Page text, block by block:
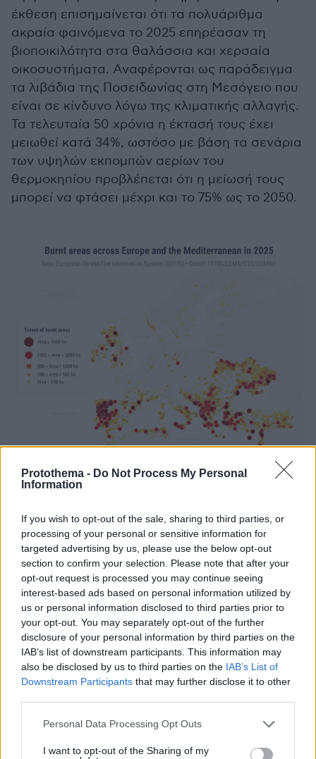
Protothema - Do Not Process My Personal
Information
If you wish to opt-out of the sale, sharing to third parties, or
processing of your personal or sensitive information for
targeted advertising by us, please use the below opt-out
section to confirm your selection. Please note that after your
opt-out request is processed you may continue seeing
interest-based ads based on personal information utilized by
us or personal information disclosed to third parties prior to
your opt-out. You may separately opt-out of the further
disclosure of your personal information by third parties on the
IAB’s list of downstream participants. This information may
also be disclosed by us to third parties on the IAB’s List of
Downstream Participants that may further disclose it to other
Please note that this website/app uses one or more Google
not limited to your visit or usage behaviour. You may click to
Personal Data Processing Opt Outs
I want to opt-out of the Sharing of my
έκθεση επισημαίνεται ότι τα πολυάριθμα
ακραία φαινόμενα το 2025 επηρέασαν τη
βιοποικιλότητα στα θαλάσσια και χερσαία
οικοσυστήματα. Αναφέρονται ως παράδειγμα
τα λιβάδια της Ποσειδωνίας στη Μεσόγειο που
είναι σε κίνδυνο λόγω της κλιματικής αλλαγής.
Τα τελευταία 50 χρόνια η έκτασή τους έχει
μειωθεί κατά 34%, ωστόσο με βάση τα σενάρια
των υψηλών εκπομπών αερίων του
θερμοκηπίου προβλέπεται ότι η μείωσή τους
μπορεί να φτάσει μέχρι και το 75% ως το 2050.
Η καμένη έκταση από πυρκαγιές έφθασε σε
επίπεδο ρεκόρ (οι πυρκαγιές έκαψαν περίπου
1,035 εκατομμύρια εκτάρια), όπως και οι
εκπομπές αερίων από πυρκαγιές. Ιδιαίτερα
έντονη περίοδο πυρκαγιών βίωσε η
νοτιοανατολική Ευρώπη και η έκθεση αναφέρει
το παράδειγμα της Ελλάδας που είδε ένα από
τα πιο σοβαρά ξεσπάσματα πυρκαγιών τα
Οι καταιγίδες και οι πλημμύρες επηρέασαν